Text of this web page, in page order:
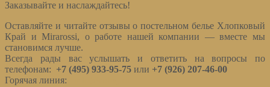
Заказывайте и наслаждайтесь!
Оставляйте и читайте отзывы о постельном белье Хлопковый
Край и Mirarossi, о работе нашей компании — вместе мы
становимся лучше.
Всегда рады вас услышать и ответить на вопросы по
телефонам: +7 (495) 933-95-75 или +7 (926) 207-46-00
Горячая линия: